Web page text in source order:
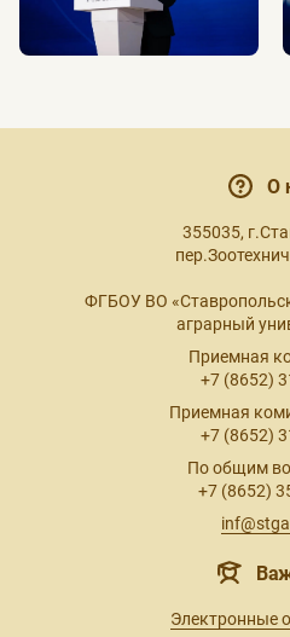
О
355035,
ФГБОУ ВО
аграрный
Приемная
+7 (8652)
Приемная
+7 (8652)
По общим
+7 (8652)
Электронные